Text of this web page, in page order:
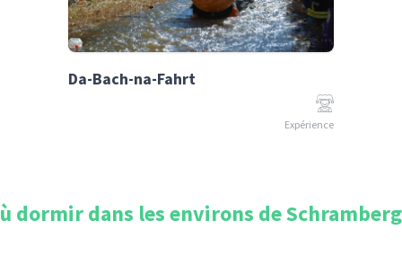
Da-Bach-na-Fahrt
Expérience
dormir dans les environs deSchramberg